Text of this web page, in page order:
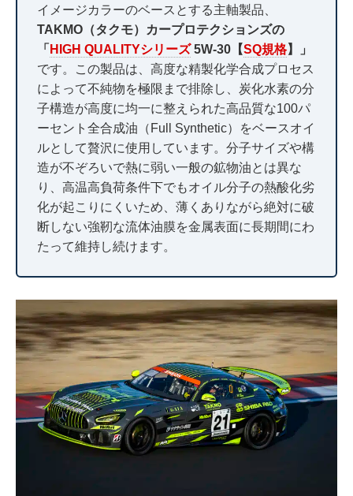
イメージカラーのベースとする主軸製品、
TAKMO（タクモ）カープロテクションズの
「 HIGH QUALITYシリーズ5W-30【SQ規格】」
です。この製品は、高度な精製化学合成プロセス
によって不純物を極限まで排除し、炭化水素の分
子構造が高度に均一に整えられた高品質な100パ
ーセント全合成油（Full Synthetic）をベースオイ
ルとして贅沢に使用しています。分子サイズや構
造が不ぞろいで熱に弱い一般の鉱物油とは異な
り、高温高負荷条件下でもオイル分子の熱酸化劣
化が起こりにくいため、薄くありながら絶対に破
断しない強靭な流体油膜を金属表面に長期間にわ
たって維持し続けます。